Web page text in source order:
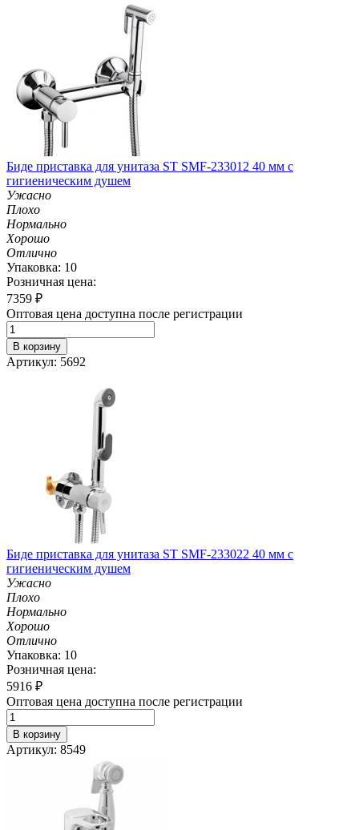
Биде приставка для унитаза ST SMF-233012 40 мм с
гигиеническим душем
Ужасно
Плохо
Нормально
Хорошо
Отлично
Упаковка: 10
Розничная цена:
7359 ₽
Оптовая цена доступна после регистрации
В корзину
Артикул: 5692
Биде приставка для унитаза ST SMF-233022 40 мм с
гигиеническим душем
Ужасно
Плохо
Нормально
Хорошо
Отлично
Упаковка: 10
Розничная цена:
5916 ₽
Оптовая цена доступна после регистрации
В корзину
Артикул: 8549